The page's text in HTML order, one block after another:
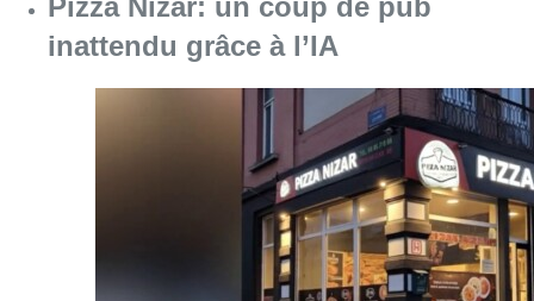
inattendu grâce à l’IA